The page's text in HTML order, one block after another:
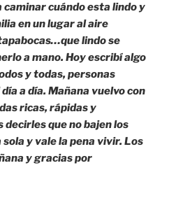
caminar cuándo esta lindo y
en un lugar al aire
lindo se
a mano. Hoy escribí algo
y todas, personas
a día. Mañana vuelvo con
ricas, rápidas y
decirles que no bajen los
y vale la pena vivir. Los
y gracias por